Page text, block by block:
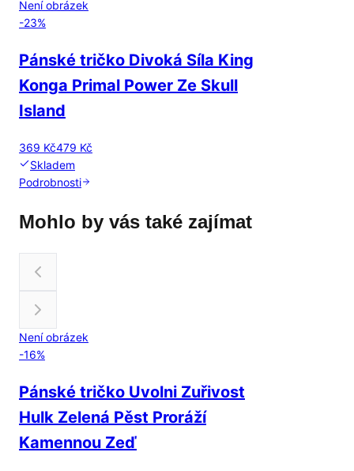
Není obrázek
-23%
Pánské tričko Divoká Síla King
Konga Primal Power Ze Skull
Island
369 Kč479 Kč
Skladem
Podrobnosti
Mohlo by vás také zajímat
Není obrázek
-16%
Pánské tričko Uvolni Zuřivost
Hulk Zelená Pěst Proráží
Kamennou Zeď